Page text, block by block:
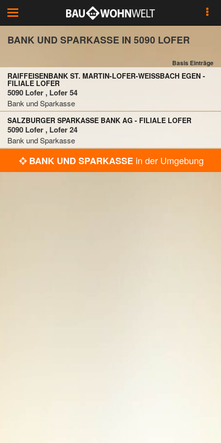
Toggle
navigation
BANK UND SPARKASSE IN 5090 LOFER
Basis Einträge
RAIFFEISENBANK ST. MARTIN-LOFER-WEISSBACH EGEN - F
ILIALE LOFER
5090 Lofer , Lofer 54
Bank und Sparkasse
SALZBURGER SPARKASSE BANK AG - FILIALE LOFER
5090 Lofer , Lofer 24
Bank und Sparkasse
BANK UND SPARKASSE in der Umgebung